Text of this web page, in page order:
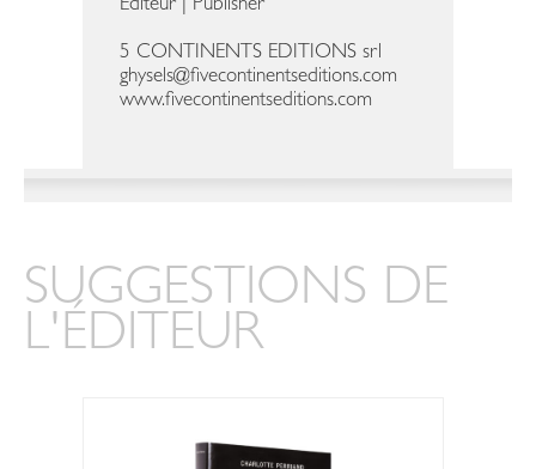
Éditeur | Publisher
5 CONTINENTS EDITIONS srl
ghysels@fivecontinentseditions.com
www.fivecontinentseditions.com
SUGGESTIONS DE
L'ÉDITEUR